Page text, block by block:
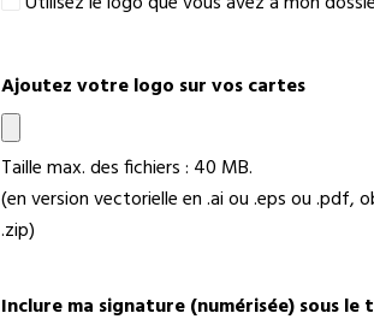
Ajoutez votre logo sur vos cartes
Taille max. des fichiers : 40 MB.
(en version vectorielle en .ai ou .eps ou
.zip)
Inclure ma signature (numérisée) sous